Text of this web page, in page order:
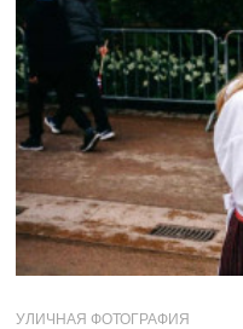
УЛИЧНАЯ ФОТОГРАФИЯ